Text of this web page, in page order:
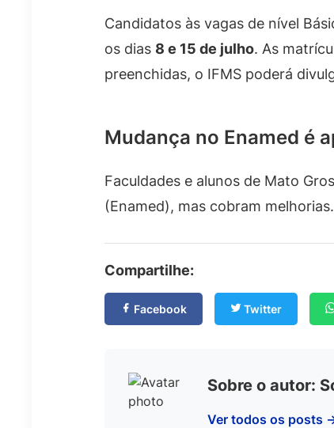
Candidatos às vagas de nível
os dias 8 e 15 de julho. As
preenchidas, o IFMS poderá
Mudança no Enamed é
Faculdades e alunos de Mato
(Enamed), mas cobram
Compartilhe:
Facebook Twitter
Sobre o autor:
Ver todos os posts